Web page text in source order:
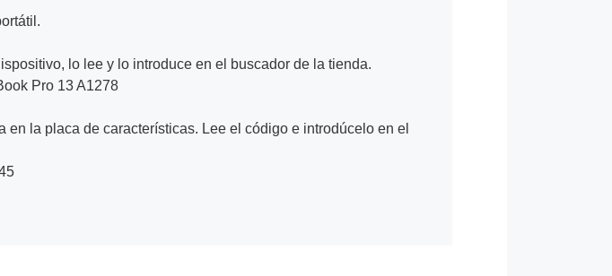
lo lee y lo introduce en el buscador de la tienda.
Pro 13 A1278
la placa de características. Lee el código e introdúcelo en el